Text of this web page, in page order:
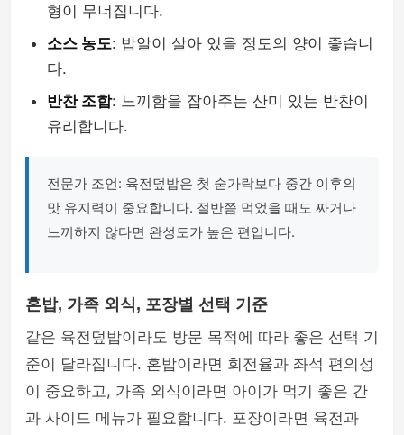
형이 무너집니다.
소스 농도: 밥알이 살아 있을 정도의 양이 좋습니
다.
반찬 조합: 느끼함을 잡아주는 산미 있는 반찬이
유리합니다.
전문가 조언: 육전덮밥은 첫 숟가락보다 중간 이후의
맛 유지력이 중요합니다. 절반쯤 먹었을 때도 짜거나
느끼하지 않다면 완성도가 높은 편입니다.
혼밥, 가족 외식, 포장별 선택 기준
같은 육전덮밥이라도 방문 목적에 따라 좋은 선택 기
준이 달라집니다. 혼밥이라면 회전율과 좌석 편의성
이 중요하고, 가족 외식이라면 아이가 먹기 좋은 간
과 사이드 메뉴가 필요합니다. 포장이라면 육전과